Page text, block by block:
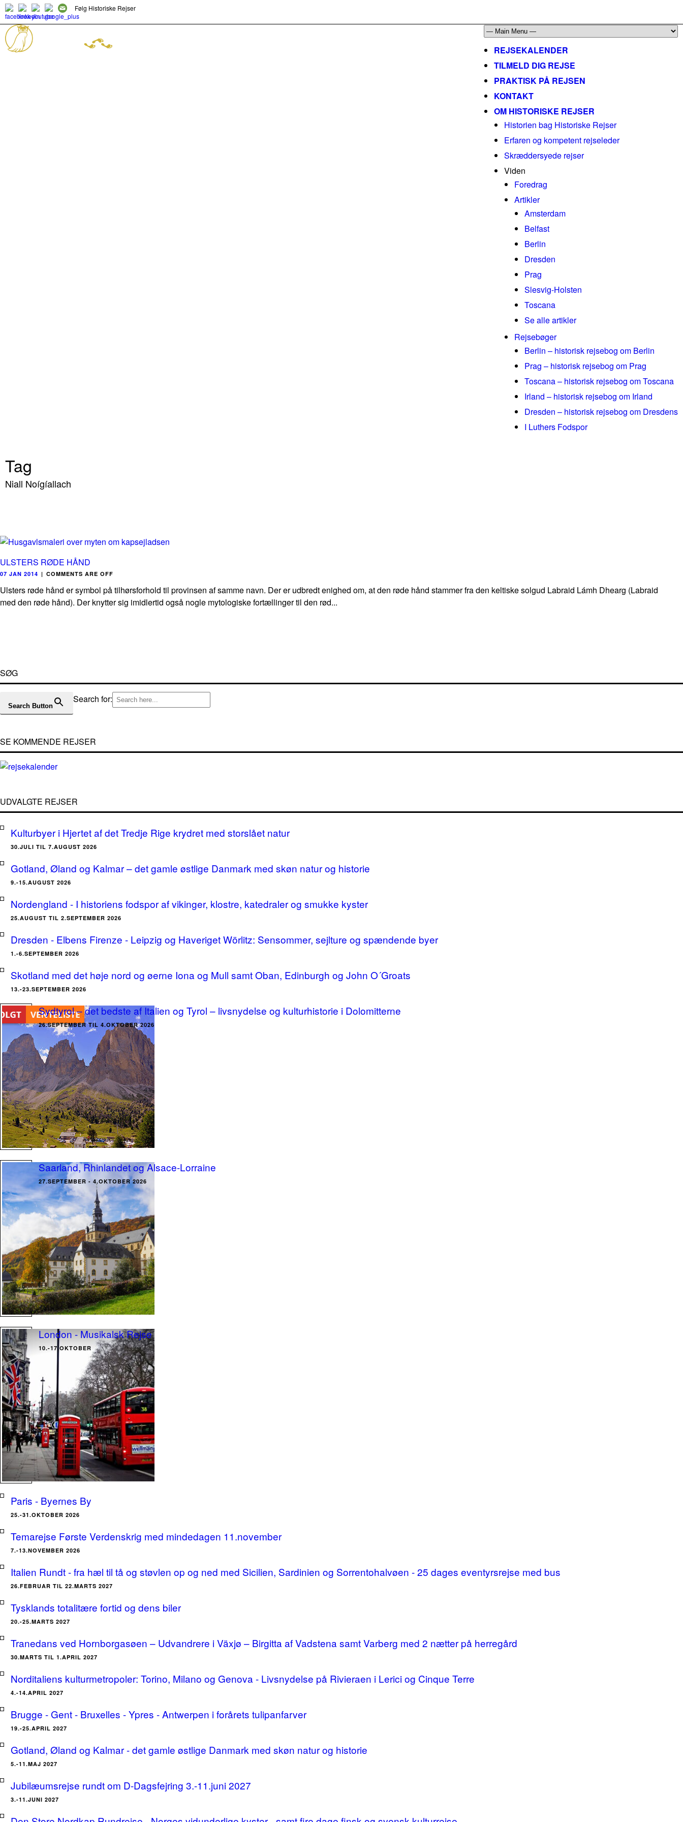
Følg Historiske Rejser
REJSEKALENDER
TILMELD DIG REJSE
PRAKTISK PÅ REJSEN
KONTAKT
OM HISTORISKE REJSER
Historien bag Historiske Rejser
Erfaren og kompetent rejseleder
Skræddersyede rejser
Viden
Foredrag
Artikler
Amsterdam
Belfast
Berlin
Dresden
Prag
Slesvig-Holsten
Toscana
Se alle artikler
Rejsebøger
Berlin – historisk rejsebog om Berlin
Prag – historisk rejsebog om Prag
Toscana – historisk rejsebog om Toscana
Irland – historisk rejsebog om Irland
Dresden – historisk rejsebog om Dresdens
I Luthers Fodspor
Tag
Niall Noígíallach
ULSTERS RØDE HÅND
07 JAN 2014 | COMMENTS ARE OFF
Ulsters røde hånd er symbol på tilhørsforhold til provinsen af samme navn. Der er udbredt enighed om, at den røde hånd stammer fra den keltiske solgud Labraid Lámh Dhearg (Labraid
med den røde hånd). Der knytter sig imidlertid også nogle mytologiske fortællinger til den rød...
SØG
Search for:
Search Button
SE KOMMENDE REJSER
UDVALGTE REJSER
Kulturbyer i Hjertet af det Tredje Rige krydret med storslået natur
30.JULI TIL 7.AUGUST 2026
Gotland, Øland og Kalmar – det gamle østlige Danmark med skøn natur og historie
9.-15.AUGUST 2026
Nordengland - I historiens fodspor af vikinger, klostre, katedraler og smukke kyster
25.AUGUST TIL 2.SEPTEMBER 2026
Dresden - Elbens Firenze - Leipzig og Haveriget Wörlitz: Sensommer, sejlture og spændende byer
1.-6.SEPTEMBER 2026
Skotland med det høje nord og øerne Iona og Mull samt Oban, Edinburgh og John O´Groats
13.-23.SEPTEMBER 2026
Sydtyrol – det bedste af Italien og Tyrol – livsnydelse og kulturhistorie i Dolomitterne
26.SEPTEMBER TIL 4.OKTOBER 2026
Saarland, Rhinlandet og Alsace-Lorraine
27.SEPTEMBER - 4.OKTOBER 2026
London - Musikalsk Rejse
10.-17.OKTOBER
Paris - Byernes By
25.-31.OKTOBER 2026
Temarejse Første Verdenskrig med mindedagen 11.november
7.-13.NOVEMBER 2026
Italien Rundt - fra hæl til tå og støvlen op og ned med Sicilien, Sardinien og Sorrentohalvøen - 25 dages eventyrsrejse med bus
26.FEBRUAR TIL 22.MARTS 2027
Tysklands totalitære fortid og dens biler
20.-25.MARTS 2027
Tranedans ved Hornborgasøen – Udvandrere i Växjø – Birgitta af Vadstena samt Varberg med 2 nætter på herregård
30.MARTS TIL 1.APRIL 2027
Norditaliens kulturmetropoler: Torino, Milano og Genova - Livsnydelse på Rivieraen i Lerici og Cinque Terre
4.-14.APRIL 2027
Brugge - Gent - Bruxelles - Ypres - Antwerpen i forårets tulipanfarver
19.-25.APRIL 2027
Gotland, Øland og Kalmar - det gamle østlige Danmark med skøn natur og historie
5.-11.MAJ 2027
Jubilæumsrejse rundt om D-Dagsfejring 3.-11.juni 2027
3.-11.JUNI 2027